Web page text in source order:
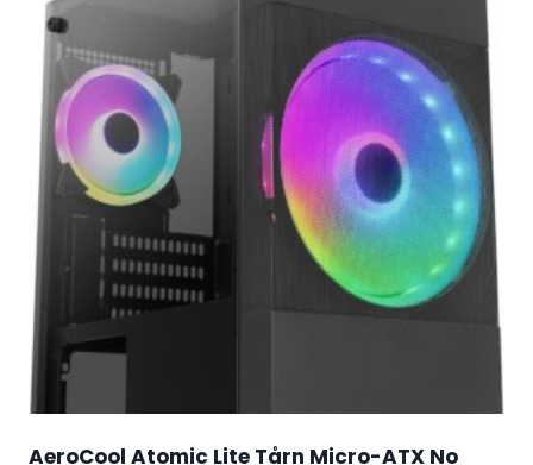
AeroCool Atomic Lite Tårn Micro-ATX No